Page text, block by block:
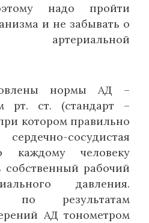
надо пройти
и не забывать о
артериальной
нормы АД –
рт. ст. (стандарт –
котором правильно
сосудистая
каждому человеку
собственный рабочий
давления.
по результатам
АД тонометром